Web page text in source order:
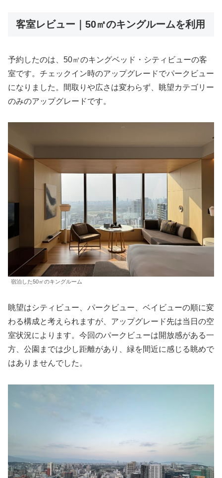
客室レビュー｜50㎡のキングルームを利用
予約したのは、50㎡のキングベッド・シティビューの客
室です。チェックイン時のアップグレードでパークビュー
になりました。間取りや広さは変わらず、眺望カテゴリー
のみのアップグレードです。
宿泊した50㎡のキングルーム
眺望はシティビュー、パークビュー、ベイビューの順に変
わる構成と考えられますが、アップグレード先は当日の空
室状況によります。今回のパークビューは開放感がある一
方、公園までは少し距離があり、緑を間近に感じる眺めで
はありませんでした。